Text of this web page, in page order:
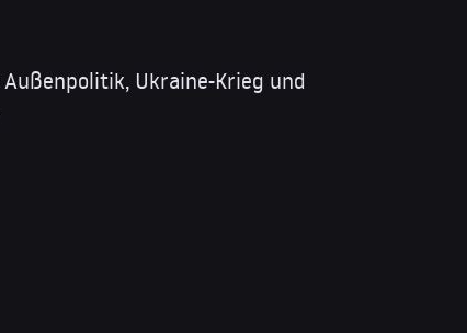
Ukraine-Krieg und